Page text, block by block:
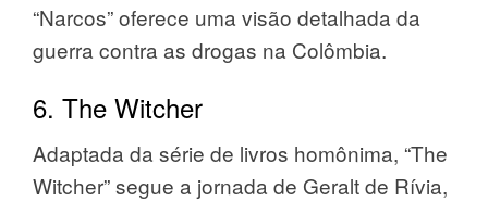
“Narcos” oferece uma visão detalhada da
guerra contra as drogas na Colômbia.
6. The Witcher
Adaptada da série de livros homônima, “The
Witcher” segue a jornada de Geralt de Rívia,